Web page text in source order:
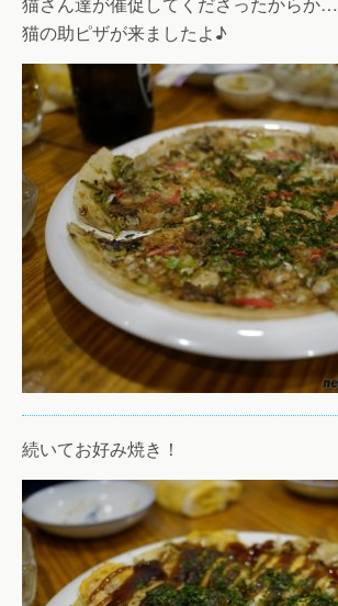
猫の助ピザが来ましたよ♪
続いてお好み焼き！